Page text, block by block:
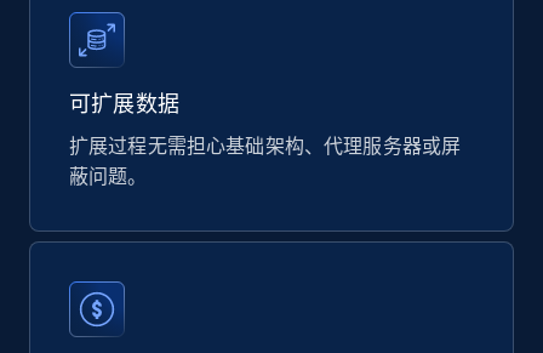
eCommerce
838+
Currency, Rating, Reviews count, and more.
可扩展数据
扩展过程无需担心基础架构、代理服务器或屏
蔽问题。